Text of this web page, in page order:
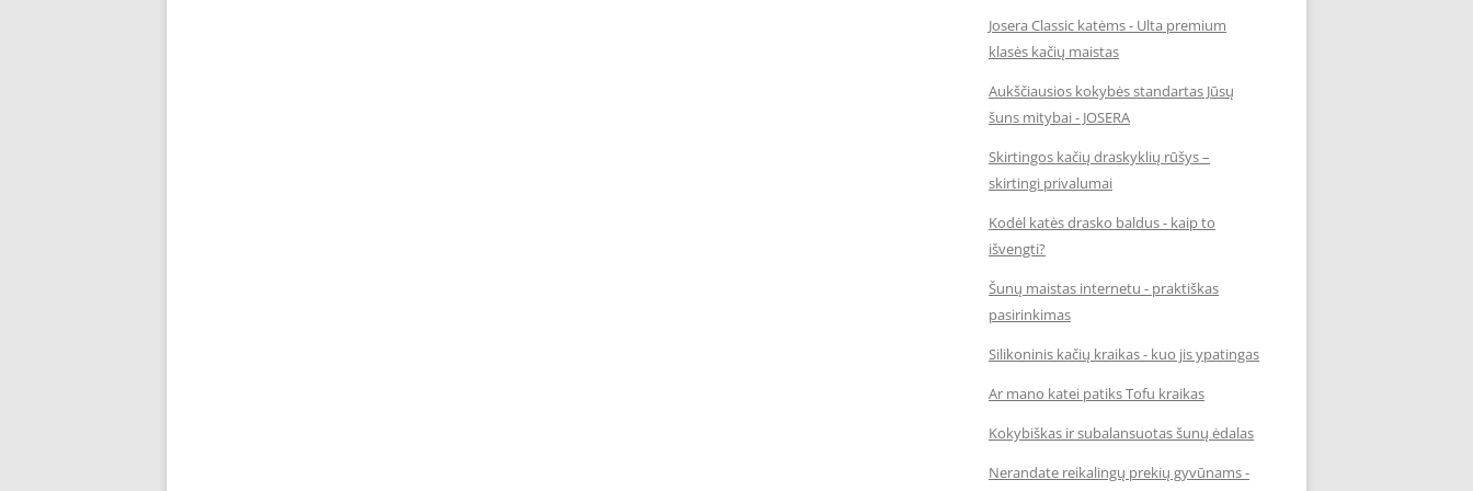
Josera Classic katėms - Ulta premium
klasės kačių maistas
Aukščiausios kokybės standartas Jūsų
šuns mitybai - JOSERA
Skirtingos kačių draskyklių rūšys –
skirtingi privalumai
Kodėl katės drasko baldus - kaip to
išvengti?
Šunų maistas internetu - praktiškas
pasirinkimas
Silikoninis kačių kraikas - kuo jis ypatingas
Ar mano katei patiks Tofu kraikas
Kokybiškas ir subalansuotas šunų ėdalas
Nerandate reikalingų prekių gyvūnams -